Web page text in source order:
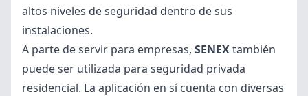
altos niveles de seguridad dentro de sus
instalaciones.
A parte de servir para empresas, SENEXtambién
puede ser utilizada para seguridad privada
residencial. La aplicación en sí cuenta con diversas